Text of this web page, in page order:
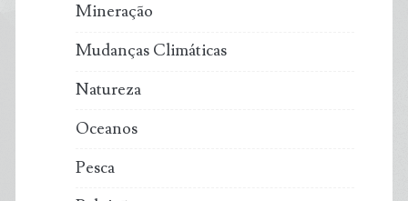
Mineração
Mudanças Climáticas
Natureza
Oceanos
Pesca